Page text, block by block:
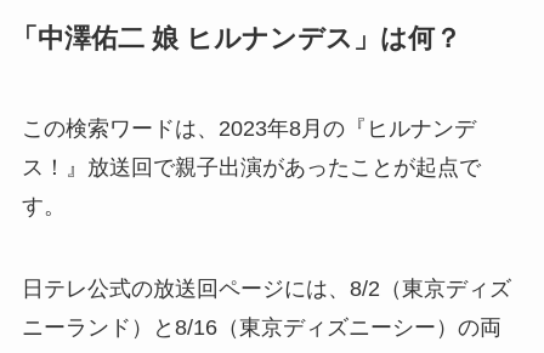
「中澤佑二 娘 ヒルナンデス」は何？
この検索ワードは、2023年8月の『ヒルナンデ
ス！』放送回で親子出演があったことが起点で
す。
日テレ公式の放送回ページには、8/2（東京ディズ
ニーランド）と8/16（東京ディズニーシー）の両